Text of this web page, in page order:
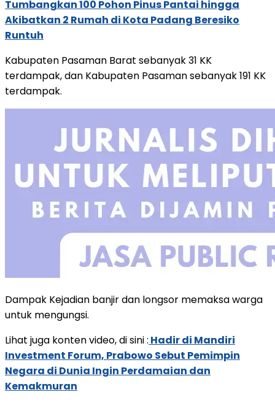
Tumbangkan 100 Pohon Pinus Pantai hingga
Akibatkan 2 Rumah di Kota Padang Beresiko
Runtuh
Kabupaten Pasaman Barat sebanyak 31 KK
terdampak, dan Kabupaten Pasaman sebanyak 191 KK
terdampak.
Dampak Kejadian banjir dan longsor memaksa warga
untuk mengungsi.
Lihat juga konten video, di sini : Hadir di Mandiri
Investment Forum, Prabowo Sebut Pemimpin
Negara di Dunia Ingin Perdamaian dan
Kemakmuran